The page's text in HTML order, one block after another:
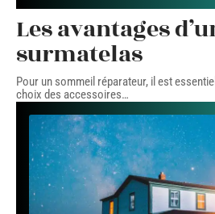
Les avantages
surmatelas
Pour un sommeil réparateur, il est
choix des accessoires…